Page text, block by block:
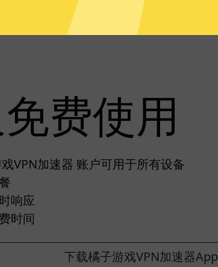
费使用
VPN加速器 账户可用于所有设备
响应
时间
下载橘子游戏VPN加速器App